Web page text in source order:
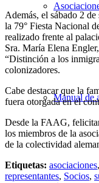
Manual de
Además, el sábado 2
la 79° Fiesta Nacional
realizado frente al
Sra. María Elena
“Distinción a los
colonizadores.
Cabe destacar que la
fuera otorgada en el
Desde la FAAG,
los miembros de la
de la colectividad
Etiquetas: asociaciones,
representantes, Socios,